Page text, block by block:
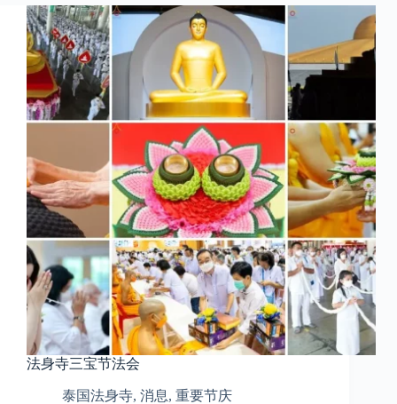
法身寺三宝节法会
泰国法身寺, 消息, 重要节庆